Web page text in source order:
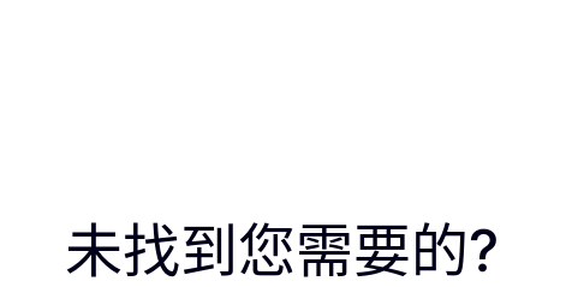
未找到您需要的?